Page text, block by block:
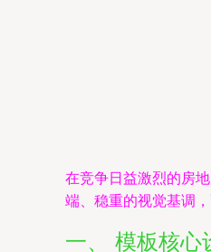
在竞争日益激烈的房
端、稳重的视觉基调
一、 模板核心